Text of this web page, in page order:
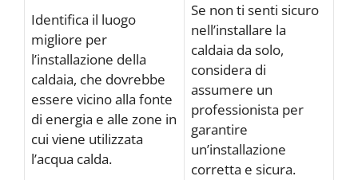
Identifica il luogo
migliore per
l’installazione della
caldaia, che dovrebbe
essere vicino alla fonte
di energia e alle zone in
cui viene utilizzata
l’acqua calda.
Se non ti senti sicuro
nell’installare la
caldaia da solo,
considera di
assumere un
professionista per
garantire
un’installazione
corretta e sicura.